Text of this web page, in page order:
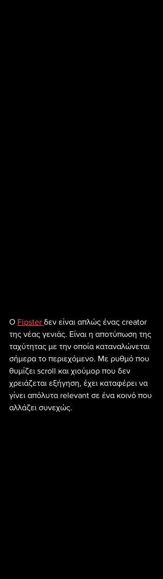
Ο Fipster δεν είναι απλώς ένας creator
της νέας γενιάς. Είναι η αποτύπωση της
ταχύτητας με την οποία καταναλώνεται
σήμερα το περιεχόμενο. Με ρυθμό που
θυμίζει scroll και χιούμορ που δεν
χρειάζεται εξήγηση, έχει καταφέρει να
γίνει απόλυτα relevant σε ένα κοινό που
αλλάζει συνεχώς.